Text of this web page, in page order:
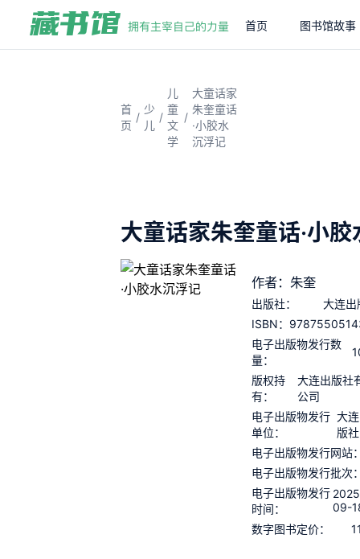
首页 图书馆故事
首
页
/
少
儿
/
儿
童
文
学
/
大童话家
朱奎童话
·小胶水
沉浮记
大童话家朱奎童话·小
作者：朱奎
出版社：
大连出
ISBN：
电子出版物发行数
量：
版权持
有：
大连出版社
公司
电子出版物发行
单位：
大
版社
电子出版物发行网站
电子出版物发行批次
电子出版物发行
时间：
09-
数字图书定价：